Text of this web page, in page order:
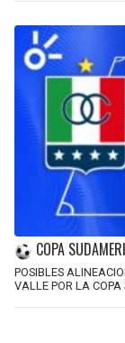
COPA
POSIBLES
VALLE POR LA